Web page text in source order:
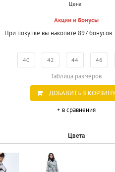
Цена
Акции и бонусы
При покупке вы накопите 897 бонусов.
40 42 44 46
Таблица размеров
ДОБАВИТЬ В КОРЗИНУ
+ в сравнения
Цвета